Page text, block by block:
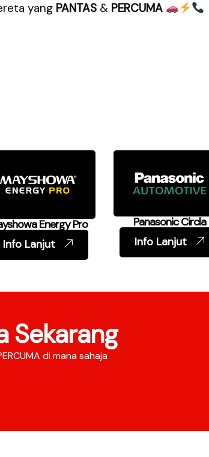
yang PANTAS& PERCUMA
Energy Pro
Info Lanjut
Panasonic Circla
Info Lanjut
Sekarang
di mana sahaja